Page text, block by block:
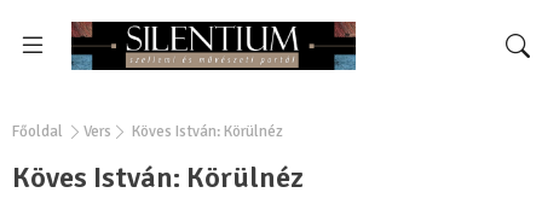
Főoldal Vers Köves István: Körülnéz
Köves István: Körülnéz